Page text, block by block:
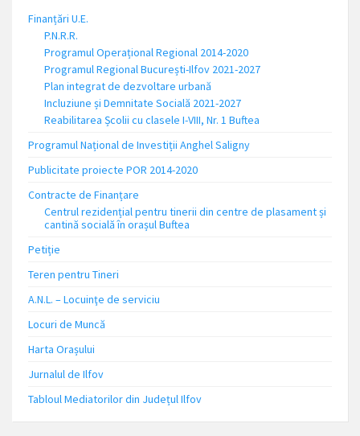
Finanțări U.E.
P.N.R.R.
Programul Operațional Regional 2014-2020
Programul Regional București-Ilfov 2021-2027
Plan integrat de dezvoltare urbană
Incluziune și Demnitate Socială 2021-2027
Reabilitarea Școlii cu clasele I-VIII, Nr. 1 Buftea
Programul Național de Investiții Anghel Saligny
Publicitate proiecte POR 2014-2020
Contracte de Finanțare
Centrul rezidențial pentru tinerii din centre de plasament și
cantină socială în orașul Buftea
Petiție
Teren pentru Tineri
A.N.L. – Locuinţe de serviciu
Locuri de Muncă
Harta Orașului
Jurnalul de Ilfov
Tabloul Mediatorilor din Județul Ilfov